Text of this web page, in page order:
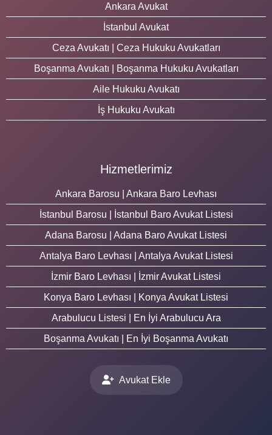
Ankara Avukat
İstanbul Avukat
Ceza Avukatı | Ceza Hukuku Avukatları
Boşanma Avukatı | Boşanma Hukuku Avukatları
Aile Hukuku Avukatı
İş Hukuku Avukatı
Hizmetlerimiz
Ankara Barosu | Ankara Baro Levhası
İstanbul Barosu | İstanbul Baro Avukat Listesi
Adana Barosu | Adana Baro Avukat Listesi
Antalya Baro Levhası | Antalya Avukat Listesi
İzmir Baro Levhası | İzmir Avukat Listesi
Konya Baro Levhası | Konya Avukat Listesi
Arabulucu Listesi | En İyi Arabulucu Ara
Boşanma Avukatı | En İyi Boşanma Avukatı
Avukat Ekle